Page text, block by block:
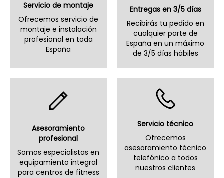
Servicio de montaje
Ofrecemos servicio de
montaje e instalación
profesional en toda
España
Entregas en 3/5 días
Recibirás tu pedido en
cualquier parte de
España en un máximo
de 3/5 días hábiles
Asesoramiento
profesional
Somos especialistas en
equipamiento integral
para centros de fitness
Servicio técnico
Ofrecemos
asesoramiento técnico
telefónico a todos
nuestros clientes